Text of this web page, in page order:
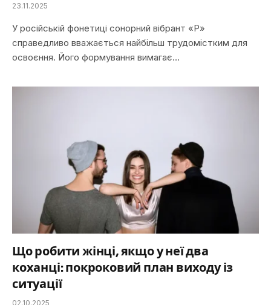
23.11.2025
У російській фонетиці сонорний вібрант «Р»
справедливо вважається найбільш трудомістким для
освоєння. Його формування вимагає…
Що робити жінці, якщо у неї два
коханці: покроковий план виходу із
ситуації
02.10.2025